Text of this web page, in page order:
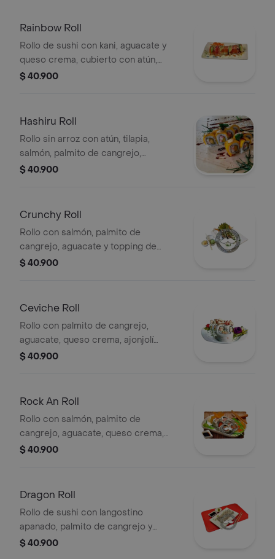
Rainbow Roll
Rollo de sushi con kani, aguacate y
queso crema, cubierto con atún,
tilapia y salmón. Decorado con salsas
$ 40.900
Hashiru Roll
Rollo sin arroz con atún, tilapia,
salmón, palmito de cangrejo,
langostino apanado, calamar crunch,
$ 40.900
Crunchy Roll
Rollo con salmón, palmito de
cangrejo, aguacate y topping de
canuki.
$ 40.900
Ceviche Roll
Rollo con palmito de cangrejo,
aguacate, queso crema, ajonjolí
topping de tilapia, cebolla, cilantro y
$ 40.900
Rock An Roll
Rollo con salmón, palmito de
cangrejo, aguacate, queso crema,
apanado y pasta dinamita.
$ 40.900
Dragon Roll
Rollo de sushi con langostino
apanado, palmito de cangrejo y
aguacate, cubierto con ajonjolí.
$ 40.900